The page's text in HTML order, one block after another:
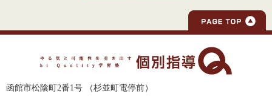
函館市松陰町2番1号 （杉並町電停前）